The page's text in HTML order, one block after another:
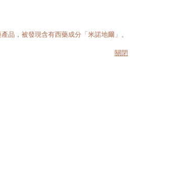
品，被發現含有西藥成分「米諾地爾」。
關閉